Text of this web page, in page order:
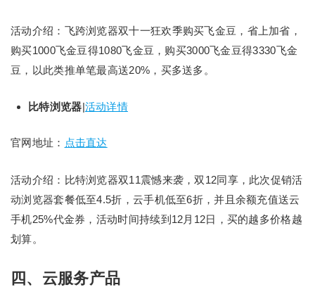
活动介绍：飞跨浏览器双十一狂欢季购买飞金豆，省上加省，
购买1000飞金豆得1080飞金豆，购买3000飞金豆得3330飞金
豆，以此类推单笔最高送20%，买多送多。
比特浏览器|活动详情
官网地址： 点击直达
活动介绍：比特浏览器双11震憾来袭，双12同享，此次促销活
动浏览器套餐低至4.5折，云手机低至6折，并且余额充值送云
手机25%代金券，活动时间持续到12月12日，买的越多价格越
划算。
四、云服务产品